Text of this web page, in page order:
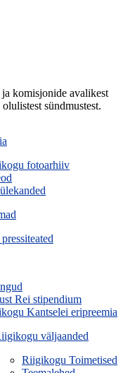
komisjonide avalikest
sündmustest.
fotoarhiiv
Rei stipendium
Kantselei eripreemia
väljaanded
Riigikogu Toimetised